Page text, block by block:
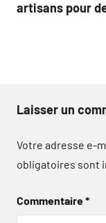
artisans pour
Laisser un
Votre adresse e-
obligatoires sont
Commentaire*